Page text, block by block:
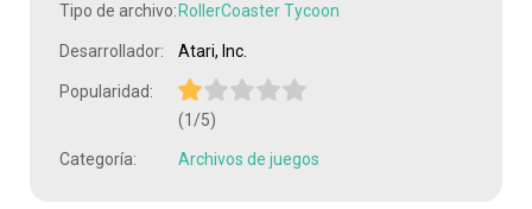
Tipo de archivo: RollerCoaster Tycoon
Desarrollador: Atari, Inc.
Popularidad:
(1/5)
Categoría: Archivos de juegos